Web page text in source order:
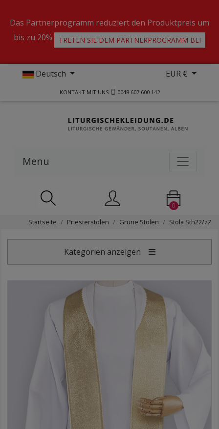
Das Partnerprogramm reduziert den Produktpreis um
bis zu 20%
TRETEN SIE DEM PARTNERPROGRAMM BEI
Deutsch EUR €
KONTAKT MIT UNS 0048 607 600 142
Menu
0
Startseite Priesterstolen Grüne Stolen Stola Sth22/zZ
Kategorien anzeigen